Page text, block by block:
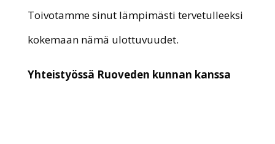
Toivotamme sinut lämpimästi tervetulleeksi
kokemaan nämä ulottuvuudet.
Yhteistyössä Ruoveden kunnan kanssa